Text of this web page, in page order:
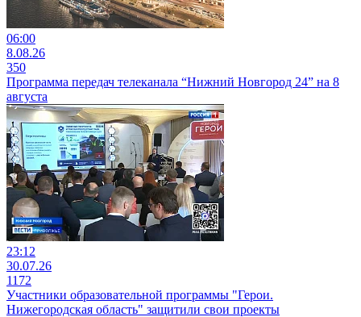
06:00
8.08.26
350
Программа передач телеканала “Нижний Новгород 24” на 8
августа
23:12
30.07.26
1172
Участники образовательной программы "Герои.
Нижегородская область" защитили свои проекты